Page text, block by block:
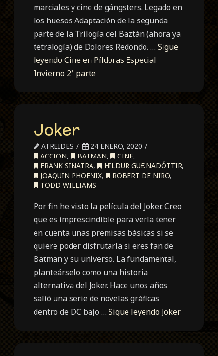
marciales y cine de gángsters. Legado en
los huesos Adaptación de la segunda
parte de la Trilogía del Baztán (ahora ya
tetralogía) de Dolores Redondo. …Sigue
leyendoCine en Píldoras Especial
Invierno 2ª parte
Joker
ATREIDES
24 ENERO, 2020
ACCION, BATMAN, CINE,
FRANK SINATRA, HILDUR GUÐNADÓTTIR,
JOAQUIN PHOENIX, ROBERT DE NIRO,
TODD WILLIAMS
Por fin he visto la película del Joker. Creo
que es imprescindible para verla tener
en cuenta unas premisas básicas si se
quiere poder disfrutarla si eres fan de
Batman y su universo. La fundamental,
planteárselo como una historia
alternativa del Joker. Hace unos años
salió una serie de novelas gráficas
dentro de DC bajo …Sigue leyendo Joker